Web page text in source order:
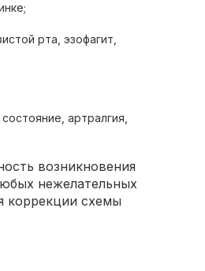
рта, эзофагит,
артралгия,
возникновения
нежелательных
коррекции схемы